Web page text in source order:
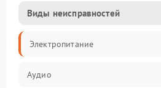
Виды неисправностей
Электропитание
Аудио